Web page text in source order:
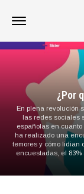
¿Por
En plena revolución
las redes sociales
españolas en
ha realizado una
temores y cómo lidian
encuestadas, el